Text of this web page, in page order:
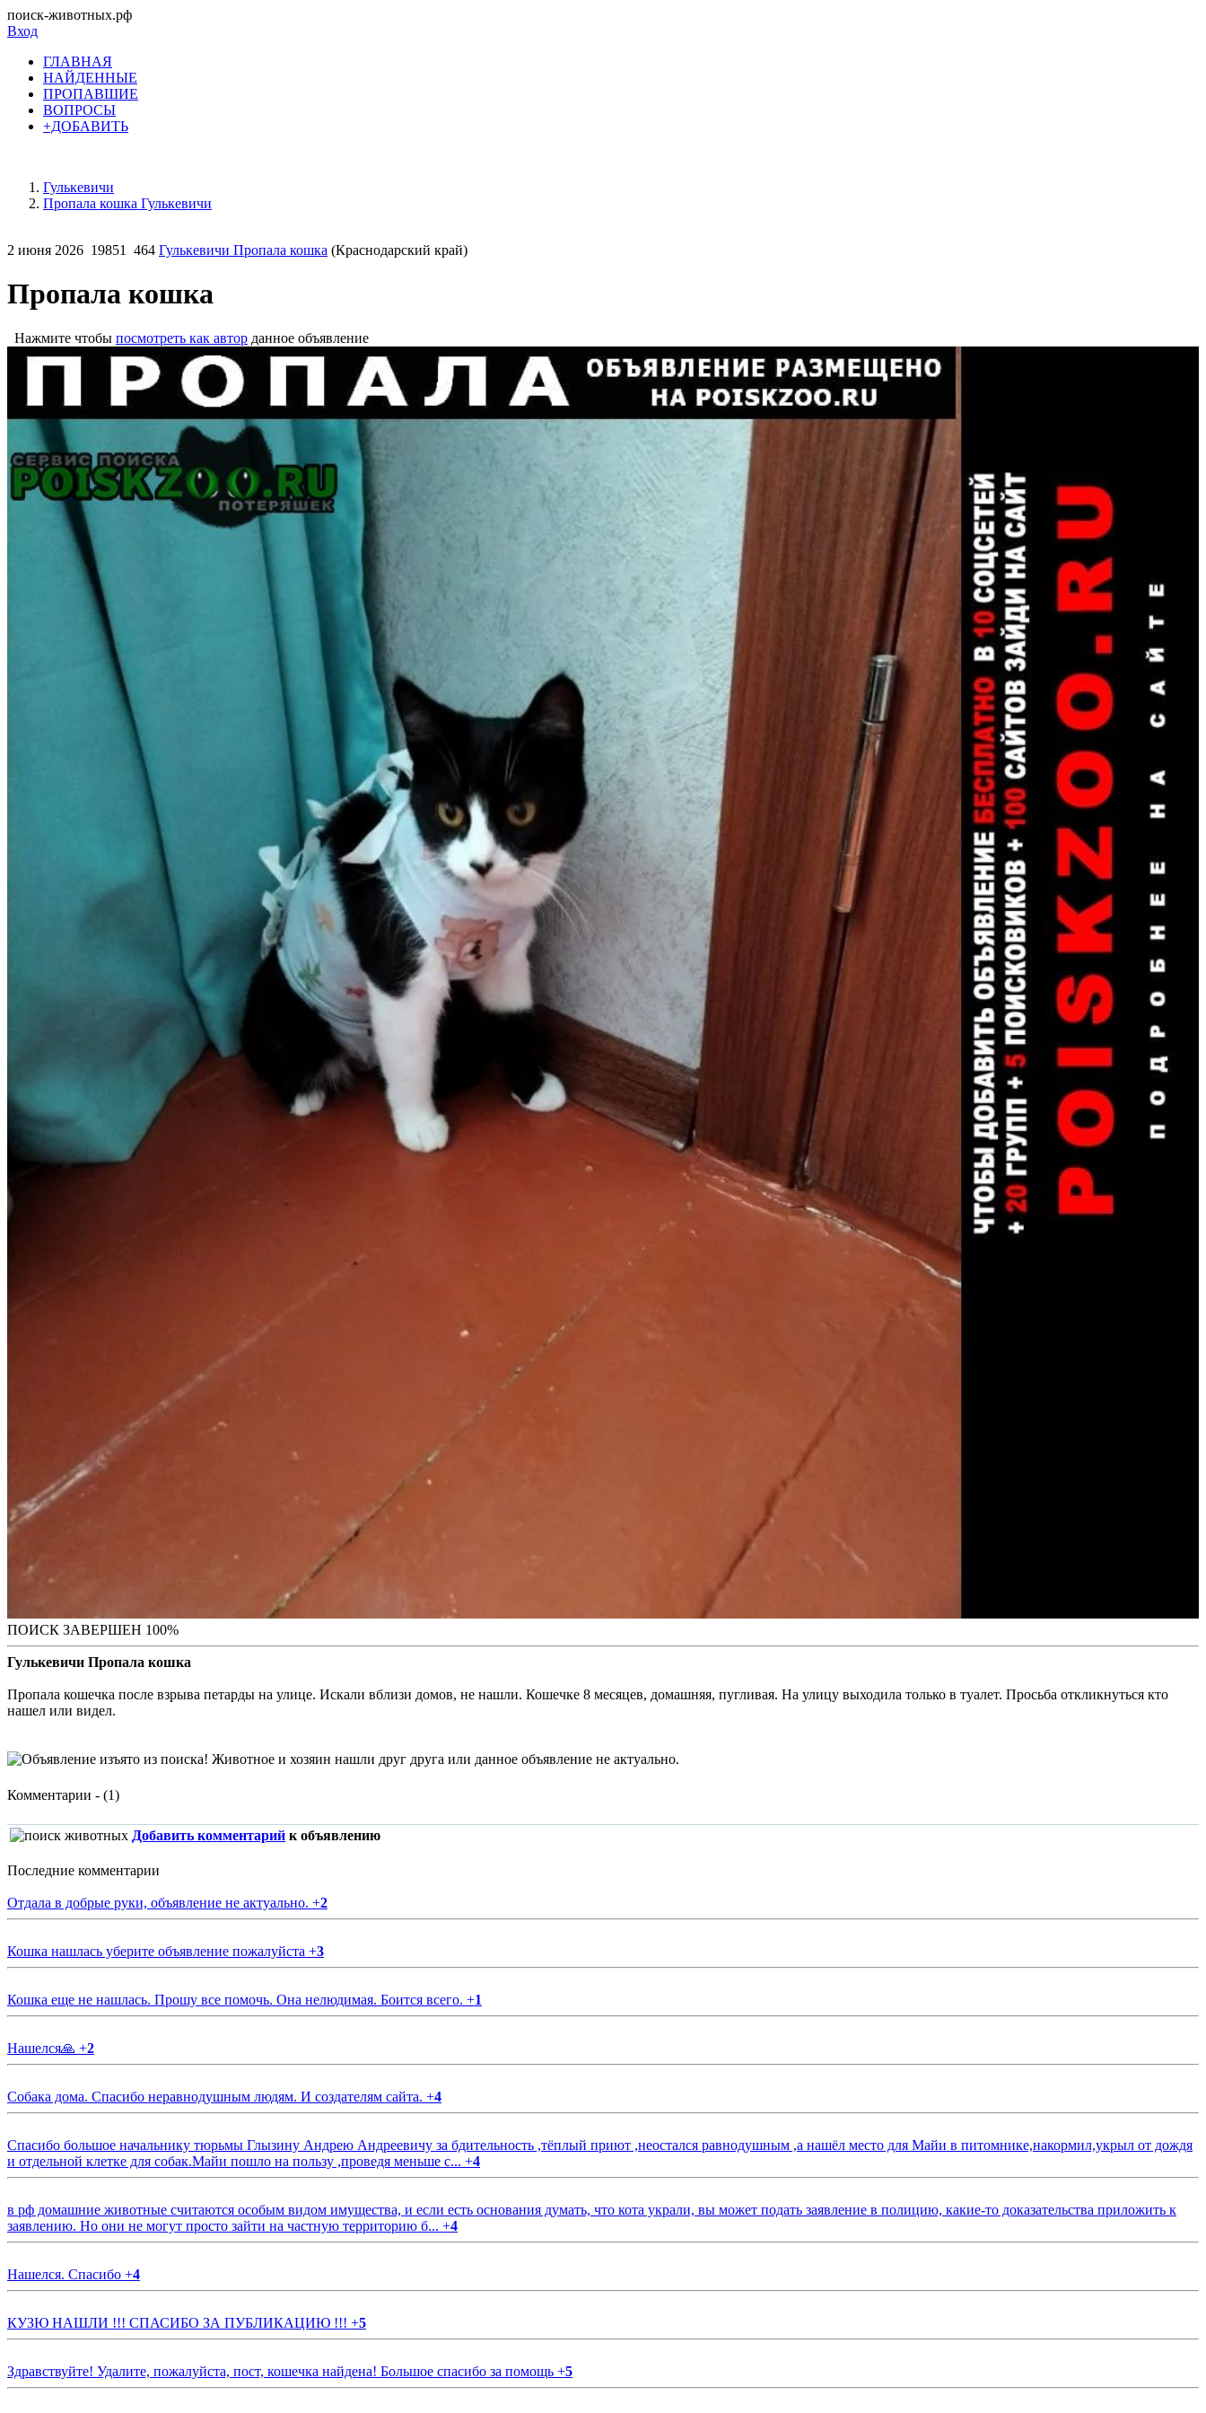
поиск-животных.рф
Вход
ГЛАВНАЯ
НАЙДЕННЫЕ
ПРОПАВШИЕ
ВОПРОСЫ
+ДОБАВИТЬ
Гулькевичи
Пропала кошка Гулькевичи
2 июня 2026 19851 464 Гулькевичи Пропала кошка (Краснодарский край)
Пропала кошка
Нажмите чтобы посмотреть как автор данное объявление
ПОИСК ЗАВЕРШЕН 100%
Гулькевичи Пропала кошка
Пропала кошечка после взрыва петарды на улице. Искали вблизи домов, не нашли. Кошечке 8 месяцев, домашняя, пугливая. На улицу выходила только в туалет. Просьба откликнуться кто
нашел или видел.
Комментарии - (1)
Добавить комментарий к объявлению
Последние комментарии
Отдала в добрые руки, объявление не актуально. +2
Кошка нашлась уберите объявление пожалуйста +3
Кошка еще не нашлась. Прошу все помочь. Она нелюдимая. Боится всего. +1
Нашелся🙏 +2
Собака дома. Спасибо неравнодушным людям. И создателям сайта. +4
Спасибо большое начальнику тюрьмы Глызину Андрею Андреевичу за бдительность ,тёплый приют ,неостался равнодушным ,а нашёл место для Майи в питомнике,накормил,укрыл от дождя
и отдельной клетке для собак.Майи пошло на пользу ,проведя меньше с... +4
в рф домашние животные считаются особым видом имущества, и если есть основания думать, что кота украли, вы может подать заявление в полицию, какие-то доказательства приложить к
заявлению. Но они не могут просто зайти на частную территорию б... +4
Нашелся. Спасибо +4
КУЗЮ НАШЛИ !!! СПАСИБО ЗА ПУБЛИКАЦИЮ !!! +5
Здравствуйте! Удалите, пожалуйста, пост, кошечка найдена! Большое спасибо за помощь +5